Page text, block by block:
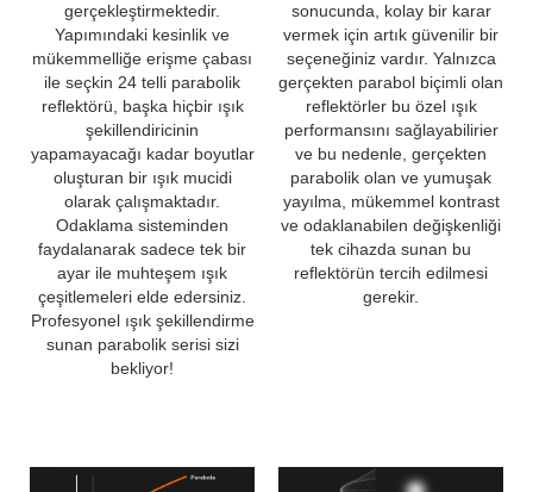
gerçekleştirmektedir.
Yapımındaki kesinlik ve
mükemmelliğe erişme çabası
ile seçkin 24 telli parabolik
reflektörü, başka hiçbir ışık
şekillendiricinin
yapamayacağı kadar boyutlar
oluşturan bir ışık mucidi
olarak çalışmaktadır.
Odaklama sisteminden
faydalanarak sadece tek bir
ayar ile muhteşem ışık
çeşitlemeleri elde edersiniz.
Profesyonel ışık şekillendirme
sunan parabolik serisi sizi
bekliyor!
sonucunda, kolay bir karar
vermek için artık güvenilir bir
seçeneğiniz vardır. Yalnızca
gerçekten parabol biçimli olan
reflektörler bu özel ışık
performansını sağlayabilirier
ve bu nedenle, gerçekten
parabolik olan ve yumuşak
yayılma, mükemmel kontrast
ve odaklanabilen değişkenliği
tek cihazda sunan bu
reflektörün tercih edilmesi
gerekir.